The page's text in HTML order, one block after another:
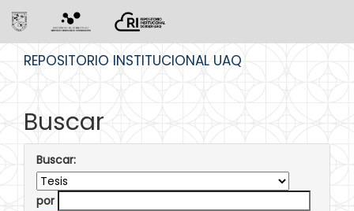
REPOSITORIO INSTITUCIONAL UAQ
Buscar
Buscar:
por